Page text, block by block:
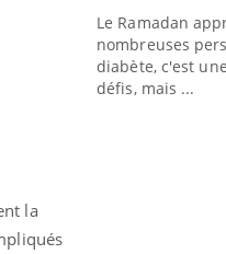
la
Le Ramadan
nombreuses
diabète, c'est
défis, mais ...